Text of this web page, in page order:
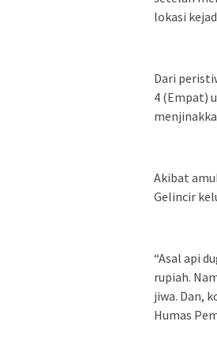
lokasi
Dari
4 (Empat)
Akibat
Gelincir
“Asal api
rupiah.
jiwa. Dan,
Humas